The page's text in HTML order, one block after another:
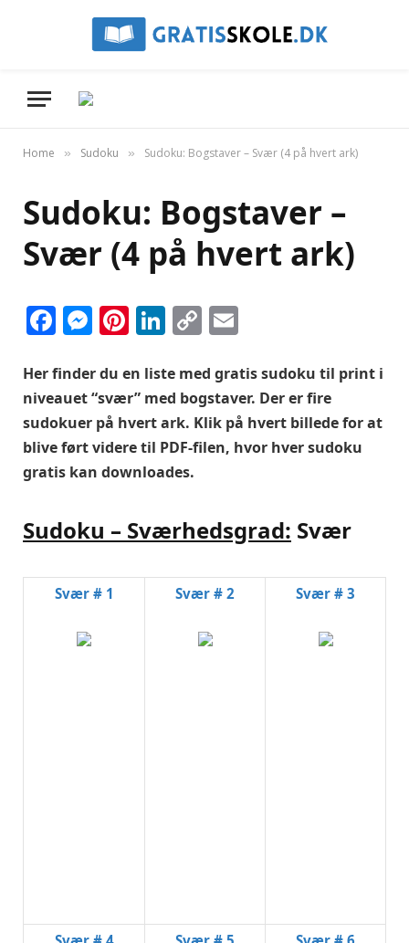
Home » Sudoku » Sudoku: Bogstaver – Svær (4 på hvert ark)
Sudoku: Bogstaver –
Svær (4 på hvert ark)
Facebook
Messenger
Pinterest
LinkedIn
Copy
Her finder du en liste med gratis sudoku til print i
niveauet “svær” med bogstaver. Der er fire
sudokuer på hvert ark. Klik på hvert billede for at
blive ført videre til PDF-filen, hvor hver sudoku
gratis kan downloades.
Sudoku – Sværhedsgrad: Svær
Svær # 1 Svær # 2 Svær # 3